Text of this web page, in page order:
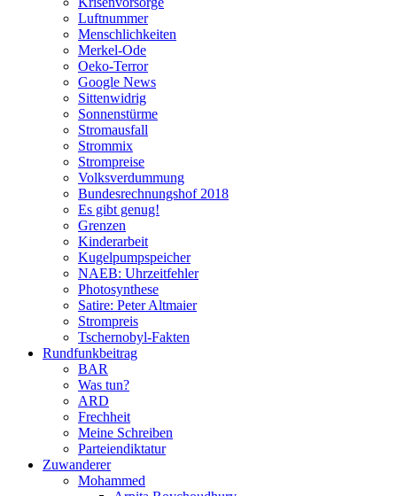
Luftnummer
Menschlichkeiten
Merkel-Ode
Oeko-Terror
Google News
Sittenwidrig
Sonnenstürme
Stromausfall
Strommix
Strompreise
Volksverdummung
Bundesrechnungshof 2018
Es gibt genug!
Grenzen
Kinderarbeit
Kugelpumpspeicher
NAEB: Uhrzeitfehler
Photosynthese
Satire: Peter Altmaier
Strompreis
Tschernobyl-Fakten
Rundfunkbeitrag
BAR
Was tun?
ARD
Frechheit
Meine Schreiben
Parteiendiktatur
Zuwanderer
Mohammed